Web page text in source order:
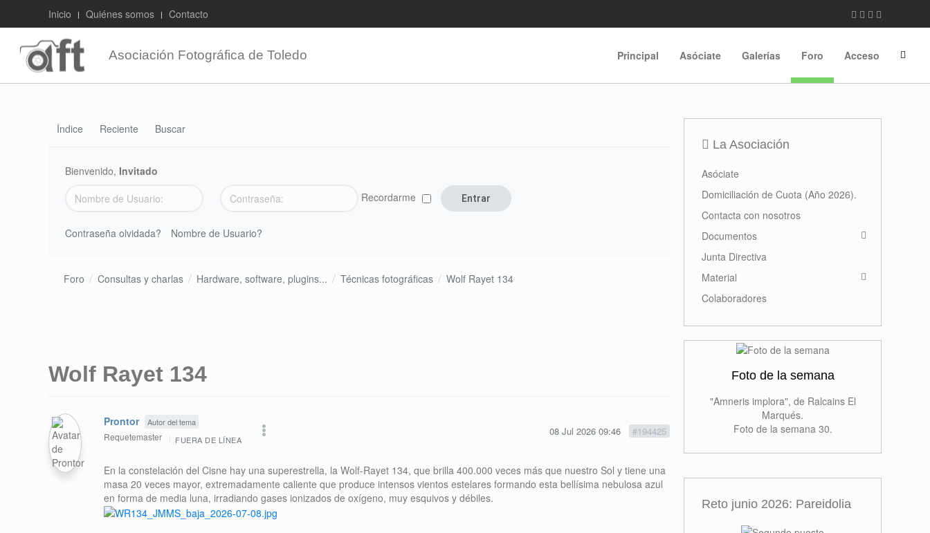
Inicio Quiénes somos Contacto
Asociación Fotográfica de Toledo Principal Asóciate Galerías Foro Acceso
Índice Reciente Buscar
Bienvenido, Invitado
Recordarme
Contraseña olvidada? Nombre de Usuario?
Foro Consultas y charlas Hardware, software, plugins... Técnicas fotográficas Wolf Rayet 134
Wolf Rayet 134
08 Jul 2026 09:46 #194425
Prontor Autor del tema
Requetemaster FUERA DE LÍNEA
En la constelación del Cisne hay una superestrella, la Wolf-Rayet 134, que brilla 400.000 veces más que nuestro Sol y tiene una
masa 20 veces mayor, extremadamente caliente que produce intensos vientos estelares formando esta bellísima nebulosa azul
en forma de media luna, irradiando gases ionizados de oxígeno, muy esquivos y débiles.
La Asociación
Asóciate
Domiciliación de Cuota (Año 2026).
Contacta con nosotros
Documentos
Junta Directiva
Material
Colaboradores
Foto de la semana
"Amneris implora", de Ralcains El
Marqués.
Foto de la semana 30.
Reto junio 2026: Pareidolia